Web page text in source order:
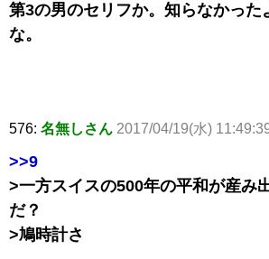
第3の男のセリフか。知らなかった
な。
576: 名無しさん 2017/04/19(水)
>>9
>一方スイスの500年の平和が産み
だ？
>鳩時計さ